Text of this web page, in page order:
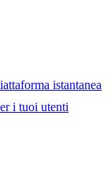
istantanea
i tuoi utenti